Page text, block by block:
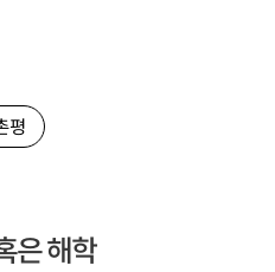
평
은 해학